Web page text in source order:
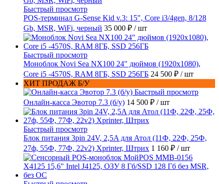
Быстрый просмотр
POS-терминал G-Sense Kid v.3: 15", Core i3/4gen, 8/128
Gb, MSR, WiFi, черный 35 000 ₽ / шт
Быстрый просмотр
Моноблок Novi Sea NX100 24" дюймов (1920x1080),
Core i5 -4570S, RAM 8ГБ, SSD 256ГБ 24 500 ₽ / шт
ХИТ ПРОДАЖ Б/У
Быстрый просмотр
Онлайн-касса Эвотор 7.3 (б/у) 14 500 ₽ / шт
Быстрый просмотр
Блок питания 3pin 24V, 2,5A для Атол (11Ф, 22Ф, 25Ф,
27ф, 55Ф, 77Ф, 22v2) Xprinter, Штрих 1 160 ₽ / шт